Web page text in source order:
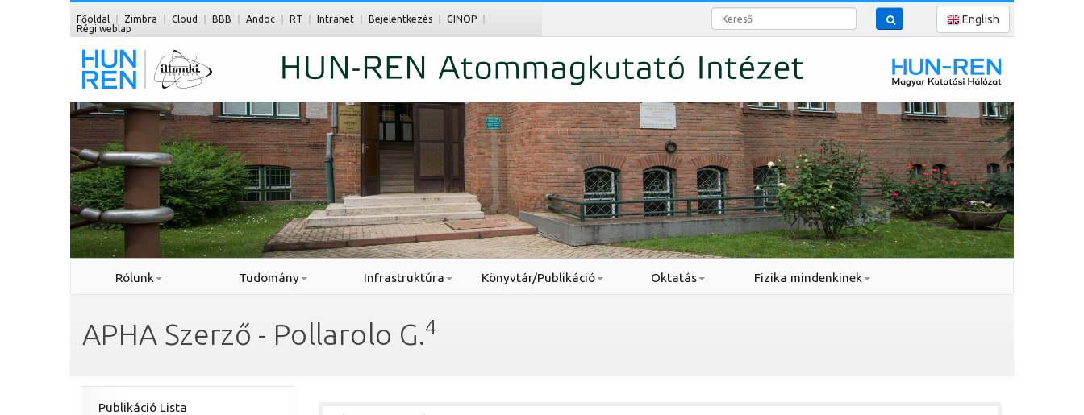
Főoldal Zimbra Cloud BBB Andoc RT Intranet Bejelentkezés
GINOP
Régi weblap
Kereső English
Rólunk Tudomány Infrastruktúra Könyvtár/Publikáció Oktatás Fizika mindenkinek
APHA Szerző - Pollarolo G.4
Publikáció Lista